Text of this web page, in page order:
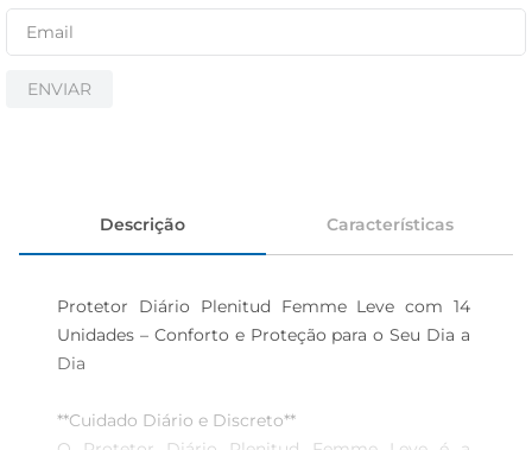
ENVIAR
Descrição Características
Protetor Diário Plenitud Femme Leve com 14
Unidades – Conforto e Proteção para o Seu Dia a
Dia
**Cuidado Diário e Discreto**